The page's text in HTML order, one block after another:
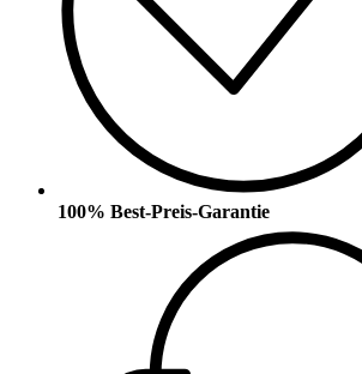
100% Best-Preis-Garantie